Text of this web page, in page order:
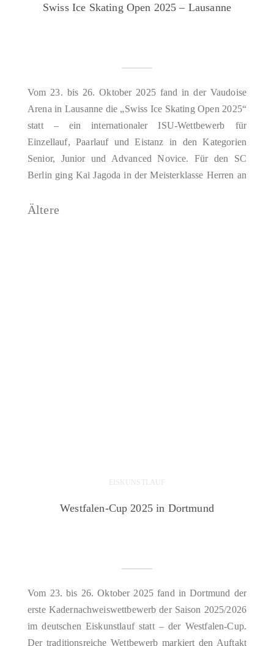
Swiss Ice Skating Open 2025 – Lausanne
Vom 23. bis 26. Oktober 2025 fand in der Vaudoise
Arena in Lausanne die „Swiss Ice Skating Open 2025“
statt – ein internationaler ISU-Wettbewerb für
Einzellauf, Paarlauf und Eistanz in den Kategorien
Senior, Junior und Advanced Novice. Für den SC
Berlin ging Kai Jagoda in der Meisterklasse Herren an
Ältere
EISKUNSTLAUF
Westfalen-Cup 2025 in Dortmund
Vom 23. bis 26. Oktober 2025 fand in Dortmund der
erste Kadernachweiswettbewerb der Saison 2025/2026
im deutschen Eiskunstlauf statt – der Westfalen-Cup.
Der traditionsreiche Wettbewerb markiert den Auftakt